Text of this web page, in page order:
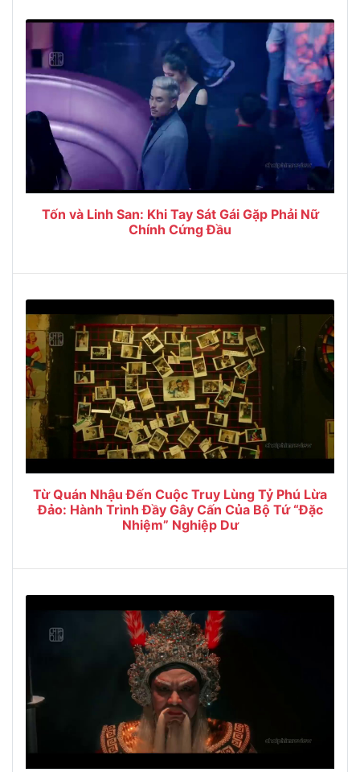
Tốn và Linh San: Khi Tay Sát Gái Gặp Phải Nữ
Chính Cứng Đầu
Từ Quán Nhậu Đến Cuộc Truy Lùng Tỷ Phú Lừa
Đảo: Hành Trình Đầy Gây Cấn Của Bộ Tứ “Đặc
Nhiệm” Nghiệp Dư